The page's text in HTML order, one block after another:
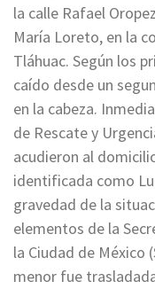
la calle Rafael
María Loreto, en la
Tláhuac. Según los
caído desde un
en la cabeza.
de Rescate y
acudieron al
identificada como
gravedad de la
elementos de la
la Ciudad de México
menor fue